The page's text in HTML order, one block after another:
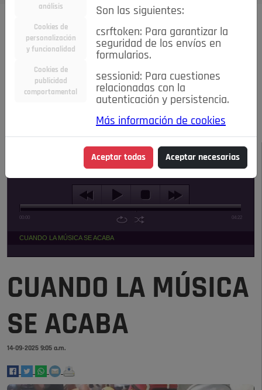
Todas las noticias..
#TePrestoMisOjos Caridad
Ciencia&Tecnología
Economía
Entretenimiento
Estilo de Vida
Internacional
Madrid Opinión IN
Pozuelo de Alarcón
Salud 🔴 En Directo
NOTICIAS
Escucha el audio de esta noticia:
00:00 04:22
CUANDO LA MÚSICA SE ACABA
CUANDO LA MÚSICA
SE ACABA
14-09-2025 9:05 a.m.
análisis
Cookies de
personalización
y funcionalidad
Cookies de
publicidad
comportamental
Son las siguientes:
csrftoken: Para garantizar la
seguridad de los envíos en
formularios.
sessionid: Para cuestiones
relacionadas con la
autenticación y persistencia.
Más información de cookies
Aceptar todas Aceptar necesarias